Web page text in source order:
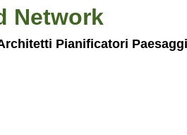
Pianificatori